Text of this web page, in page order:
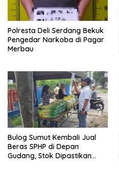
Polresta Deli Serdang Bekuk
Pengedar Narkoba di Pagar
Merbau
Bulog Sumut Kembali Jual
Beras SPHP di Depan
Gudang, Stok Dipastikan